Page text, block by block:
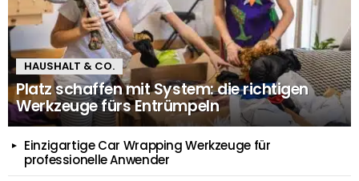
HAUSHALT & CO.
Platz schaffen mit System: die richtigen
Werkzeuge fürs Entrümpeln
Einzigartige Car Wrapping Werkzeuge für
professionelle Anwender